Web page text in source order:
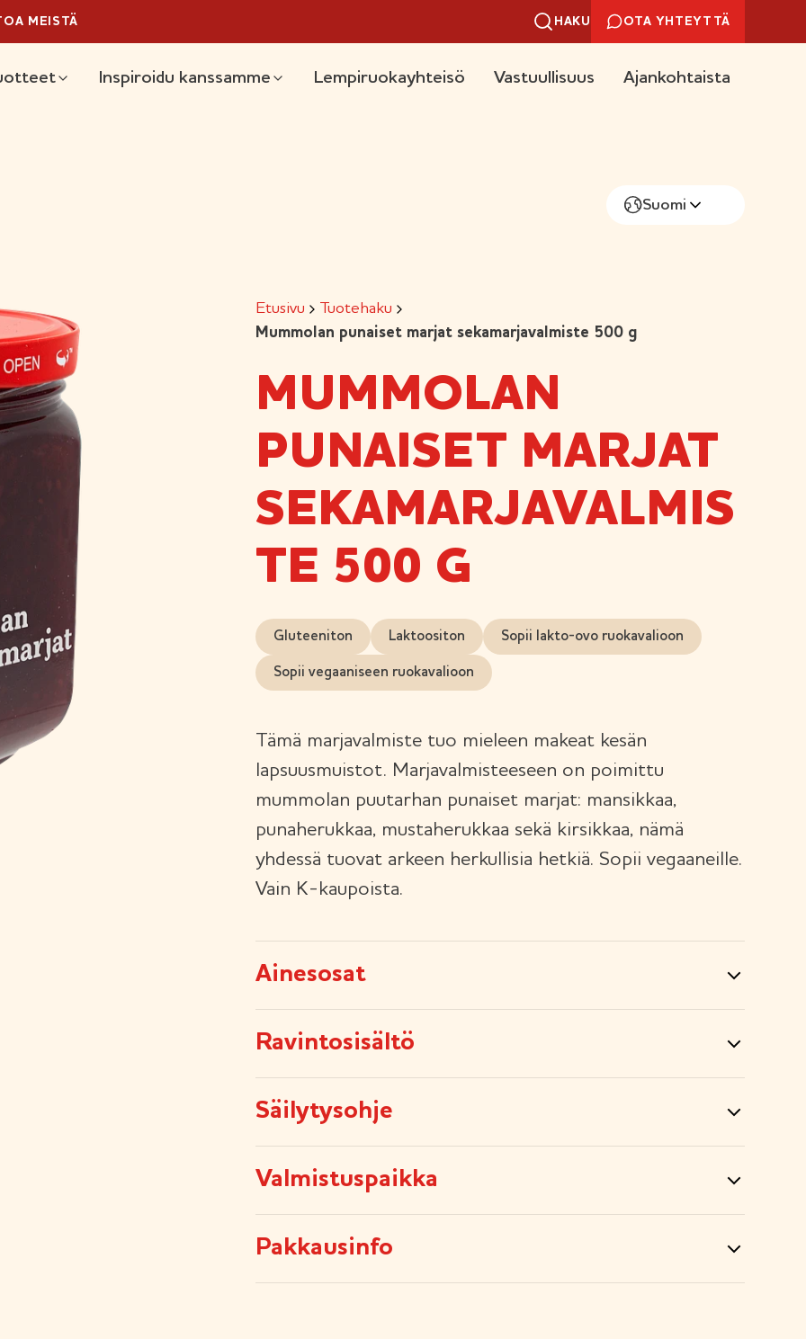
MEISTÄ HAKU OTA YHTEYTTÄ
Inspiroidu kanssamme Lempiruokayhteisö Vastuullisuus Ajankohtaista
Suomi
Etusivu
Tuotehaku
Mummolan punaiset marjat sekamarjavalmiste 500 g
MUMMOLAN
PUNAISET MARJAT
SEKAMARJAVALMIS
TE 500 G
Gluteeniton Laktoositon Sopii lakto-ovo ruokavalioon
Sopii vegaaniseen ruokavalioon
Tämä marjavalmiste tuo mieleen makeat kesän
lapsuusmuistot. Marjavalmisteeseen on poimittu
mummolan puutarhan punaiset marjat: mansikkaa,
punaherukkaa, mustaherukkaa sekä kirsikkaa, nämä
yhdessä tuovat arkeen herkullisia hetkiä. Sopii vegaaneille.
Vain K-kaupoista.
Ainesosat
Ravintosisältö
Säilytysohje
Valmistuspaikka
Pakkausinfo